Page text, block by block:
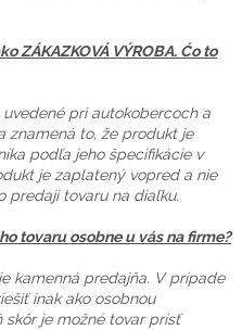
ZÁKAZKOVÁ VÝROBA. Ćo to
pri autokobercoch a
znamená to, že produkt je
podľa jeho špecifikácie v
je zaplatený vopred a nie
predaji tovaru na diaľku.
tovaru osobne u vás na firme?
kamenná predajňa. V prípade
inak ako osobnou
skôr je možné tovar prísť